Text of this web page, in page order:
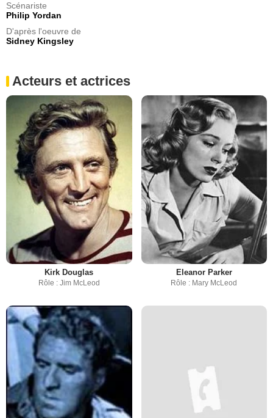
Scénariste
Philip Yordan
D'après l'oeuvre de
Sidney Kingsley
Acteurs et actrices
Kirk Douglas
Rôle : Jim McLeod
Eleanor Parker
Rôle : Mary McLeod